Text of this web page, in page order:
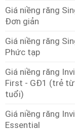
Giá niềng răng
Đơn giản
Giá niềng răng
Phức tạp
Giá niềng răng
First - GĐ1 (trẻ
tuổi)
Giá niềng răng
Essential